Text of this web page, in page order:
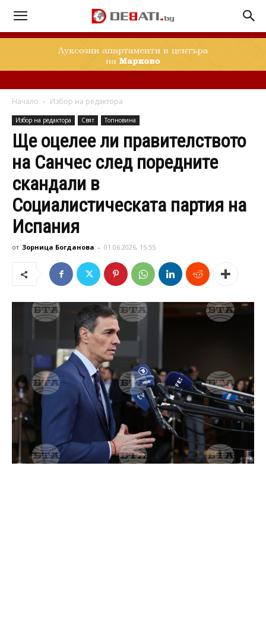
Начало Избор на редактора
Избор на редактора Свят Топновина
Ще оцелее ли правителството
на Санчес след поредните
скандали в
Социалистическата партия на
Испания
от Зорница Богданова - 01.06.2026, 15:55